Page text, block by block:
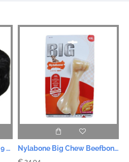
Napzzz Bontmand Zwart - 9 Maten Nylabone Big Chew Beefbone XXL - Chicken